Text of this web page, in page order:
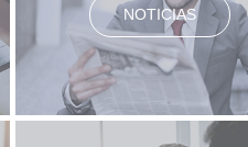
NOTICIAS